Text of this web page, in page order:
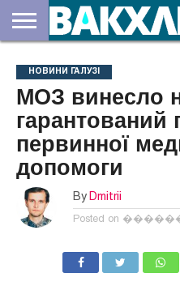
НАС
ВНЕСКИ
ДОКУМЕНТИ
НОВИНИ
КОНТАКТИ
НОВИНИ ГАЛУЗІ
МОЗ винесло
гарантований
первинної
допомоги
By Dmitrii
Posted on ������